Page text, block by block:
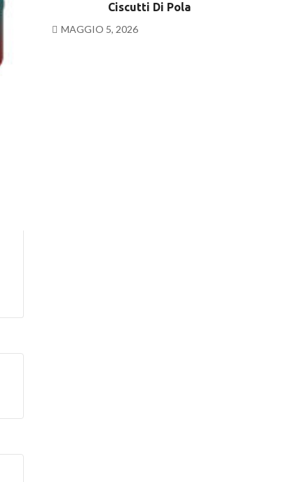
Ciscutti Di Pola
MAGGIO 5, 2026